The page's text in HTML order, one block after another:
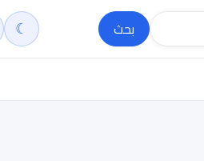
بحث ☾